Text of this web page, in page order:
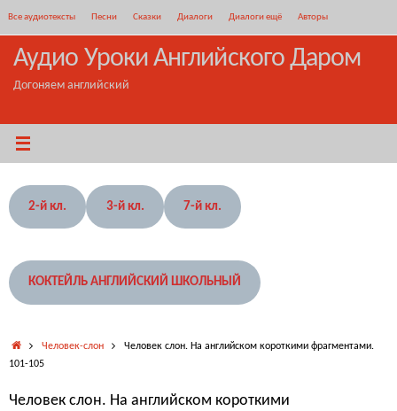
содержимому
Все аудиотексты Песни Сказки Диалоги Диалоги ещё Авторы
Аудио Уроки Английского Даром
Догоняем английский
2-й кл. 3-й кл. 7-й кл.
КОКТЕЙЛЬ АНГЛИЙСКИЙ ШКОЛЬНЫЙ
ГлавнаяЧеловек-слон
Человек слон. На английском короткими фрагментами.
101-105
Человек слон. На английском короткими